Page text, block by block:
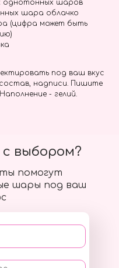
однотонных шаров
шара облачко
(цифра может быть
под ваш вкус
надписи. Пишите
- гелий.
помогут
шары под ваш
выбором?